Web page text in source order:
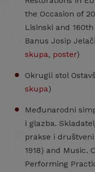
the Occasion of
Lisinski and
Banus Josip
skupa, poster)
Okrugli stol
skupa)
Međunarodni
i glazba.
prakse i
1918) and Music.
Performing